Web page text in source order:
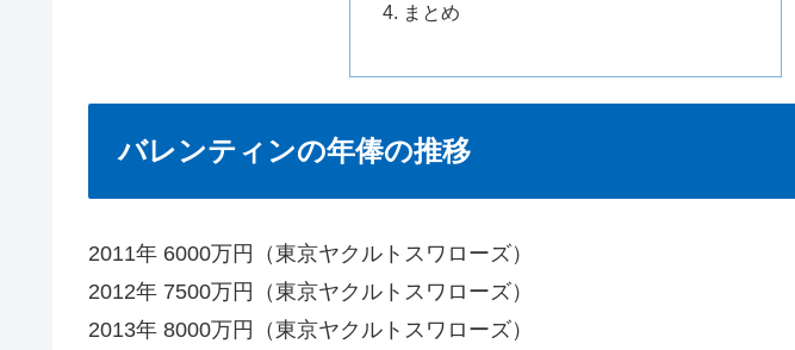
まとめ
バレンティンの年俸の推移
2011年 6000万円（東京ヤクルトスワローズ）
2012年 7500万円（東京ヤクルトスワローズ）
2013年 8000万円（東京ヤクルトスワローズ）